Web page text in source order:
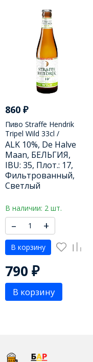
860 ₽
Пиво Straffe Hendrik
Tripel Wild 33cl /
Штраффе Хендрик
Брюгс Трипл Вайлд 330
МЛ
ALK 10%, De Halve
Maan, БЕЛЬГИЯ,
IBU: 35, Плот.: 17,
Фильтрованный,
Светлый
В наличии: 2 шт.
– +
В корзину
790 ₽
В корзину